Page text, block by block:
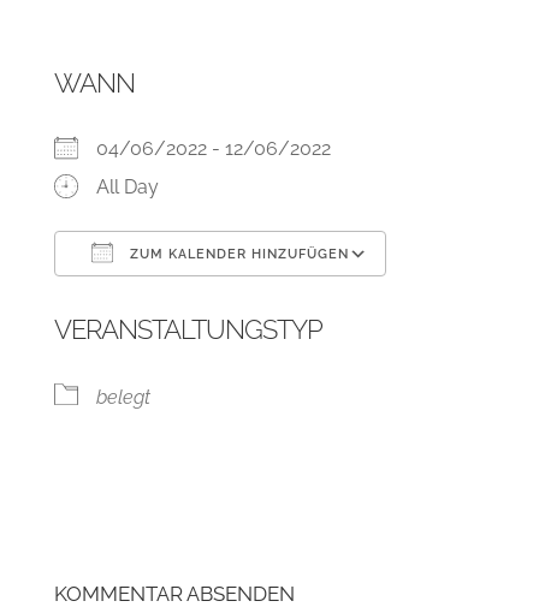
WANN
04/06/2022 - 12/06/2022
All Day
ZUM KALENDER HINZUFÜGEN
VERANSTALTUNGSTYP
belegt
KOMMENTAR ABSENDEN